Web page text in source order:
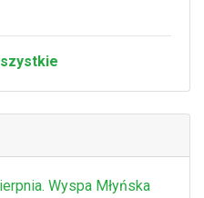
Wyspa Młyńska